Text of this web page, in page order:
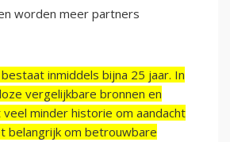
worden meer partners
inmiddels bijna 25 jaar. In
vergelijkbare bronnen en
minder historie om aandacht
belangrijk om betrouwbare